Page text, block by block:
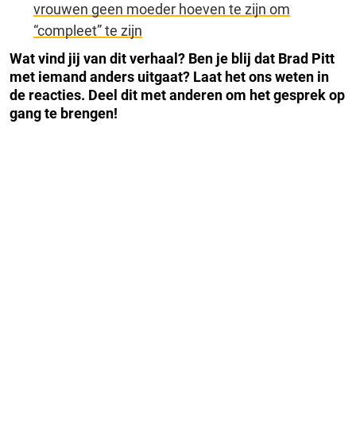
vrouwen geen moeder hoeven te zijn om
“compleet” te zijn
Wat vind jij van dit verhaal? Ben je blij dat Brad Pitt
met iemand anders uitgaat? Laat het ons weten in
de reacties. Deel dit met anderen om het gesprek op
gang te brengen!